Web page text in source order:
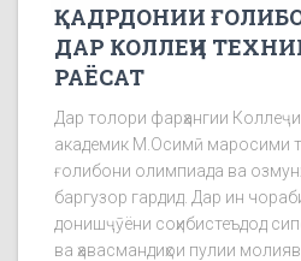
ҚАДРДОНИИ
ДАР КОЛЛЕҶИ
РАЁСАТ
Дар толори фарҳангии
академик М.Осимӣ маросими
ғолибони олимпиада ва
баргузор гардид. Дар ин
донишҷӯёни соҳибистеъдод
ва ҳавасмандиҳои пулии